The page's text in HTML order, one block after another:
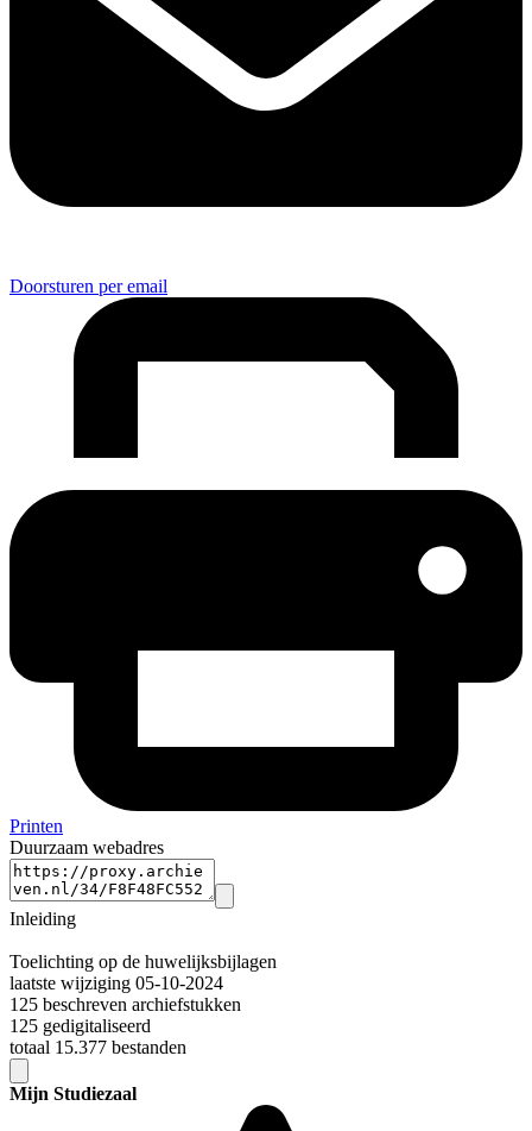
Doorsturen per email
Printen
Duurzaam webadres
Inleiding
Toelichting op de huwelijksbijlagen
laatste wijziging 05-10-2024
125 beschreven archiefstukken
125 gedigitaliseerd
totaal 15.377 bestanden
Mijn Studiezaal